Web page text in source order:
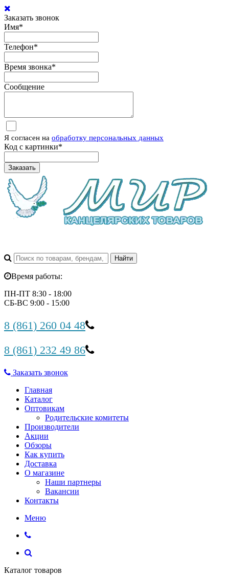
Заказать звонок
Имя*
Телефон*
Время звонка*
Сообщение
Я согласен на обработку персональных данных
Код с картинки*
Заказать
Время работы:
ПН-ПТ 8:30 - 18:00
СБ-ВС 9:00 - 15:00
8 (861) 260 04 48
8 (861) 232 49 86
Заказать звонок
Главная
Каталог
Оптовикам
Родительские комитеты
Производители
Акции
Обзоры
Как купить
Доставка
О магазине
Наши партнеры
Вакансии
Контакты
Меню
Каталог товаров